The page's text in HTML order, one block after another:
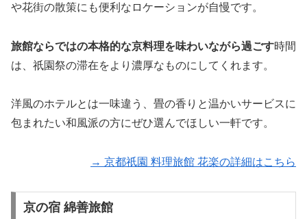
や花街の散策にも便利なロケーションが自慢です。
旅館ならではの本格的な京料理を味わいながら過ごす時間
は、祇園祭の滞在をより濃厚なものにしてくれます。
洋風のホテルとは一味違う、畳の香りと温かいサービスに
包まれたい和風派の方にぜひ選んでほしい一軒です。
→ 京都祇園 料理旅館 花楽の詳細はこちら
京の宿 綿善旅館